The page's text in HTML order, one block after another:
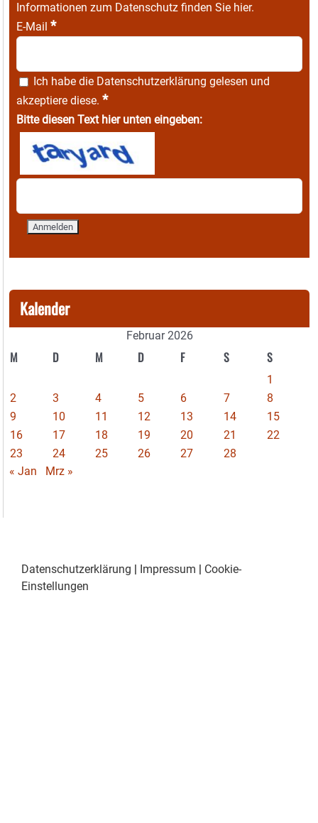
Informationen zum Datenschutz finden Sie hier.
E-Mail *
Ich habe die Datenschutzerklärung gelesen und
akzeptiere diese. *
Bitte diesen Text hier unten eingeben:
Kalender
Februar 2026
M D M D F S S
1
2
3 4 5 6 7
8
9
10 11 12 13 14
15
16
17 18 19 20 21
22
23
24 25 26 27
28
« Jan
Mrz »
Datenschutzerklärung | Impressum | Cookie-
Einstellungen